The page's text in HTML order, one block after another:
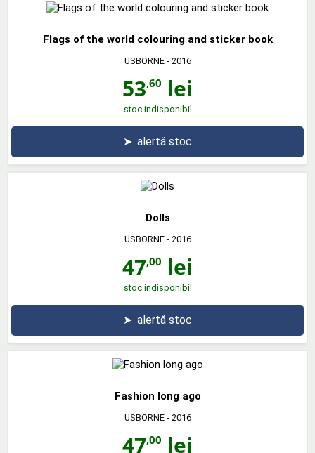
Flags of the world colouring and sticker book
USBORNE- 2016
53,60 lei
stoc indisponibil
➤ alertă stoc
Dolls
USBORNE- 2016
47,00 lei
stoc indisponibil
➤ alertă stoc
Fashion long ago
USBORNE- 2016
47,00 lei